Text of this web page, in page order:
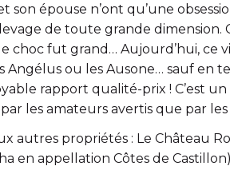
son épouse n’ont qu’une
de toute grande dimension.
choc fut grand… Aujourd’hui, ce
Angélus ou les Ausone… sauf en
rapport qualité-prix ! C’est un
les amateurs avertis que par les
autres propriétés : Le Château
en appellation Côtes de